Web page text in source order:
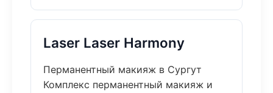
Laser Laser Harmony
Перманентный макияж в Сургут
Комплекс перманентный макияж и